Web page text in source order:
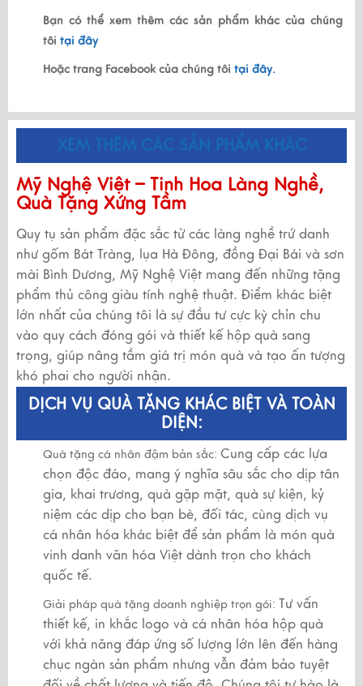
Bạn có thể xem thêm các sản phẩm khác của chúng
tôi tại đây
Hoặc trang Facebook của chúng tôi tại đây.
XEM THÊM CÁC SẢN PHẨM KHÁC
Mỹ Nghệ Việt – Tinh Hoa Làng Nghề,
Quà Tặng Xứng Tầm
Quy tụ sản phẩm đặc sắc từ các làng nghề trứ danh
như gốm Bát Tràng, lụa Hà Đông, đồng Đại Bái và sơn
mài Bình Dương, Mỹ Nghệ Việt mang đến những tặng
phẩm thủ công giàu tính nghệ thuật. Điểm khác biệt
lớn nhất của chúng tôi là sự đầu tư cực kỳ chỉn chu
vào quy cách đóng gói và thiết kế hộp quà sang
trọng, giúp nâng tầm giá trị món quà và tạo ấn tượng
khó phai cho người nhận.
DỊCH VỤ QUÀ TẶNG KHÁC BIỆT VÀ TOÀN
DIỆN:
Quà tặng cá nhân đậm bản sắc: Cung cấp các lựa
chọn độc đáo, mang ý nghĩa sâu sắc cho dịp tân
gia, khai trương, quà gặp mặt, quà sự kiện, kỷ
niệm các dịp cho bạn bè, đối tác, cùng dịch vụ
cá nhân hóa khác biệt để sản phẩm là món quà
vinh danh văn hóa Việt dành trọn cho khách
quốc tế.
Giải pháp quà tặng doanh nghiệp trọn gói: Tư vấn
thiết kế, in khắc logo và cá nhân hóa hộp quà
với khả năng đáp ứng số lượng lớn lên đến hàng
chục ngàn sản phẩm nhưng vẫn đảm bảo tuyệt